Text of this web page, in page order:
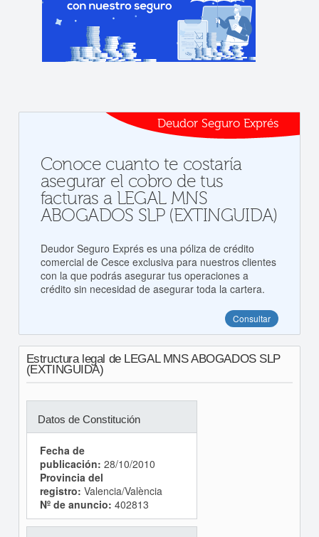
Deudor Seguro Exprés
Conoce cuanto te costaría
asegurar el cobro de tus
facturas a LEGAL MNS
ABOGADOS SLP (EXTINGUIDA)
Deudor Seguro Exprés es una póliza de crédito
comercial de Cesce exclusiva para nuestros clientes
con la que podrás asegurar tus operaciones a
crédito sin necesidad de asegurar toda la cartera.
Consultar
Estructura legal de LEGAL MNS ABOGADOS SLP
(EXTINGUIDA)
Datos de Constitución
Fecha de
publicación: 28/10/2010
Provincia del
registro: Valencia/València
Nº de anuncio: 402813